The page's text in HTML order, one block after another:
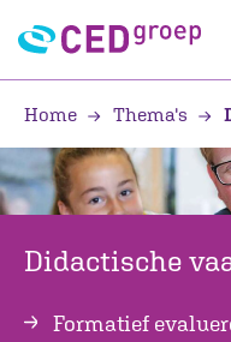
Home Thema's
Didactische
Formatief